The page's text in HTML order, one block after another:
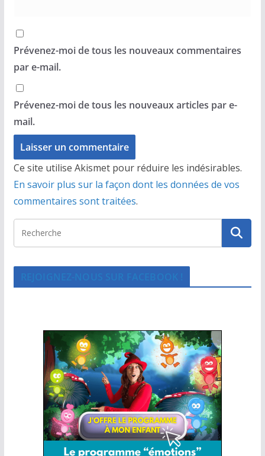
Prévenez-moi de tous les nouveaux commentaires
par e-mail.
Prévenez-moi de tous les nouveaux articles par e-
mail.
Ce site utilise Akismet pour réduire les indésirables.
En savoir plus sur la façon dont les données de vos
commentaires sont traitées.
REJOIGNEZ-NOUS SUR FACEBOOK !